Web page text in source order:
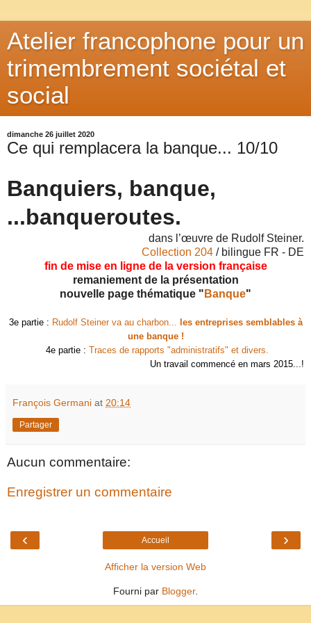
Atelier francophone pour un
trimembrement sociétal et
social
dimanche 26 juillet 2020
Ce qui remplacera la banque... 10/10
Banquiers, banque,
...banqueroutes.
dans l’œuvre de Rudolf Steiner.
Collection 204 / bilingue FR - DE
fin de mise en ligne de la version française
remaniement de la présentation
nouvelle page thématique " Banque"
3e partie : Rudolf Steiner va au charbon...
les entreprises semblables à
une banque !
4e partie : Traces de rapports "administratifs" et divers.
Un travail commencé en mars 2015...!
François Germani at 20:14
Partager
Aucun commentaire:
Enregistrer un commentaire
‹ ›
Accueil
Afficher la version Web
Fourni par Blogger.